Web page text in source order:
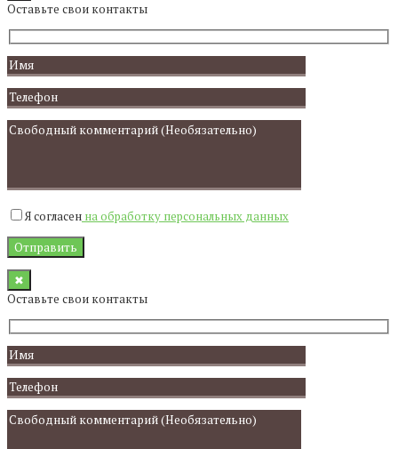
Оставьте свои контакты
Я согласен на обработку персональных данных
✖
Оставьте свои контакты